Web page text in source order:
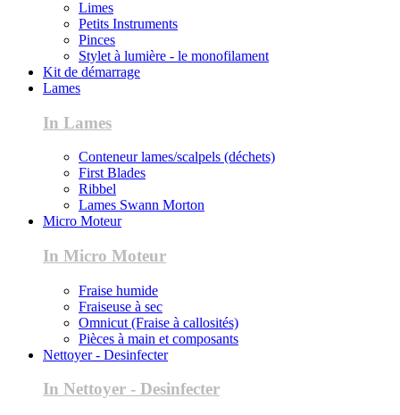
Limes
Petits Instruments
Pinces
Stylet à lumière - le monofilament
Kit de démarrage
Lames
In Lames
Conteneur lames/scalpels (déchets)
First Blades
Ribbel
Lames Swann Morton
Micro Moteur
In Micro Moteur
Fraise humide
Fraiseuse à sec
Omnicut (Fraise à callosités)
Pièces à main et composants
Nettoyer - Desinfecter
In Nettoyer - Desinfecter